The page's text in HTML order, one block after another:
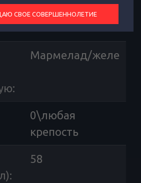
Яблоко
:
Мармелад/желе
0\любая
крепость
:
58
СВОЕ СОВЕРШЕННОЛЕТИЕ